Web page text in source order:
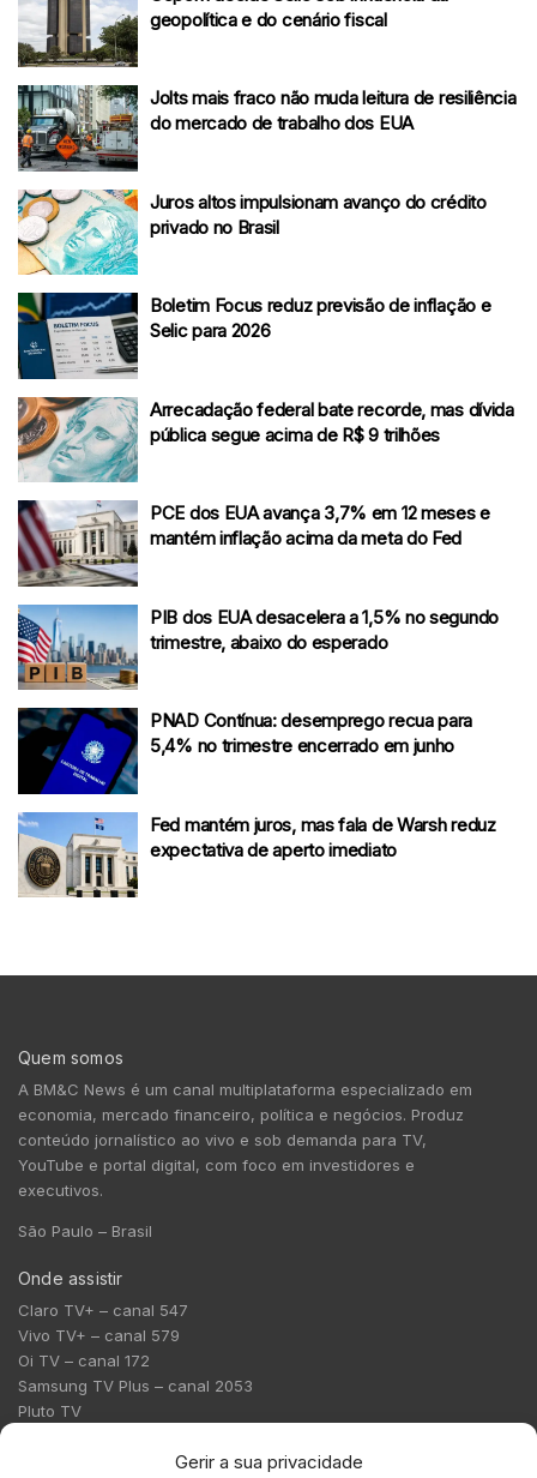
Gerir a sua privacidade
geopolítica e do cenário fiscal
Jolts mais fraco não muda leitura de resiliência
do mercado de trabalho dos EUA
Juros altos impulsionam avanço do crédito
privado no Brasil
Boletim Focus reduz previsão de inflação e
Selic para 2026
Arrecadação federal bate recorde, mas dívida
pública segue acima de R$ 9 trilhões
PCE dos EUA avança 3,7% em 12 meses e
mantém inflação acima da meta do Fed
PIB dos EUA desacelera a 1,5% no segundo
trimestre, abaixo do esperado
PNAD Contínua: desemprego recua para
5,4% no trimestre encerrado em junho
Fed mantém juros, mas fala de Warsh reduz
expectativa de aperto imediato
Quem somos
A BM&C News é um canal multiplataforma especializado em
economia, mercado financeiro, política e negócios. Produz
conteúdo jornalístico ao vivo e sob demanda para TV,
YouTube e portal digital, com foco em investidores e
executivos.
São Paulo – Brasil
Onde assistir
Claro TV+ – canal 547
Vivo TV+ – canal 579
Oi TV – canal 172
Samsung TV Plus – canal 2053
Pluto TV